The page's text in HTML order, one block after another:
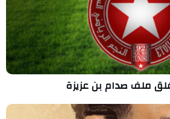
ملف صدام بن عزيزة